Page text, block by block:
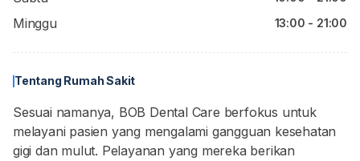
Minggu 13:00 - 21:00
Tentang Rumah Sakit
Sesuai namanya, BOB Dental Care berfokus untuk
melayani pasien yang mengalami gangguan kesehatan
gigi dan mulut. Pelayanan yang mereka berikan